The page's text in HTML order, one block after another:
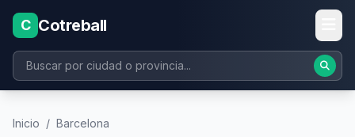
C Cotreball
Inicio / Barcelona